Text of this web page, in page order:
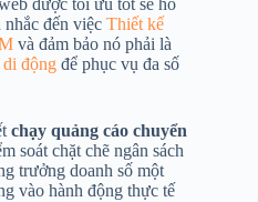
được tối ưu tốt sẽ hỗ
đến việc Thiết kế
và đảm bảo nó phải là
di động để phục vụ đa số
chạy quảng cáo chuyển
soát chặt chẽ ngân sách
trưởng doanh số một
vào hành động thực tế